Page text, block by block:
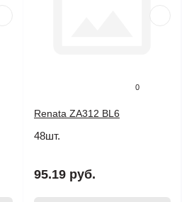
0
Renata ZA312 BL6
48шт.
95.19 руб.